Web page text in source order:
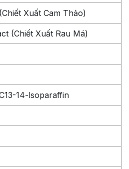
Xuất Cam Thảo)
(Chiết Xuất Rau Má)
14-lsoparaffin